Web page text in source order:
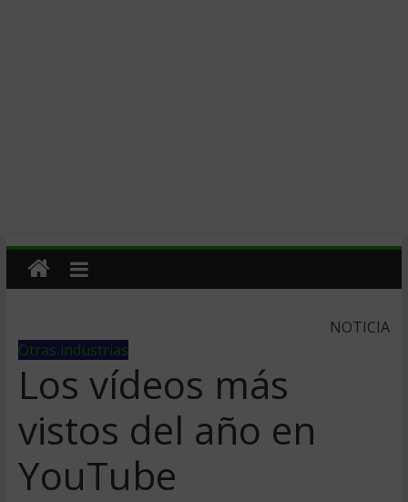
NOTICIA
Otras industrias
Los vídeos más
vistos del año en
YouTube